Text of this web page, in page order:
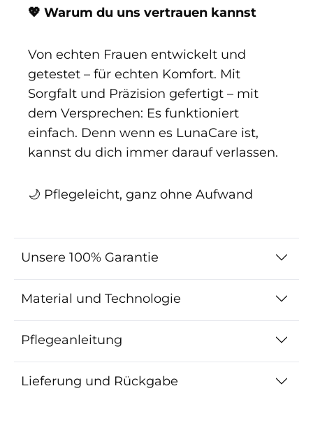
💖 Warum du uns vertrauen kannst
Von echten Frauen entwickelt und
getestet – für echten Komfort. Mit
Sorgfalt und Präzision gefertigt – mit
dem Versprechen: Es funktioniert
einfach. Denn wenn es LunaCare ist,
kannst du dich immer darauf verlassen.
🌙 Pflegeleicht, ganz ohne Aufwand
Unsere 100% Garantie
Material und Technologie
Pflegeanleitung
Lieferung und Rückgabe